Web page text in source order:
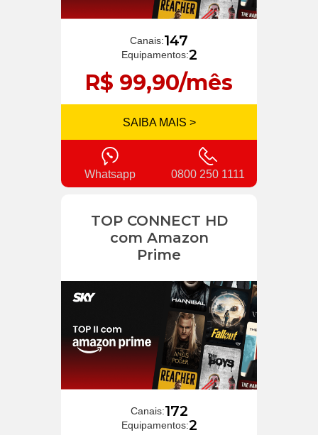
Canais:147
Equipamentos:2
R$ 99,90/mês
SAIBA MAIS >
Whatsapp 0800 250 1111
TOP CONNECT HD
com Amazon
Prime
Canais:172
Equipamentos:2